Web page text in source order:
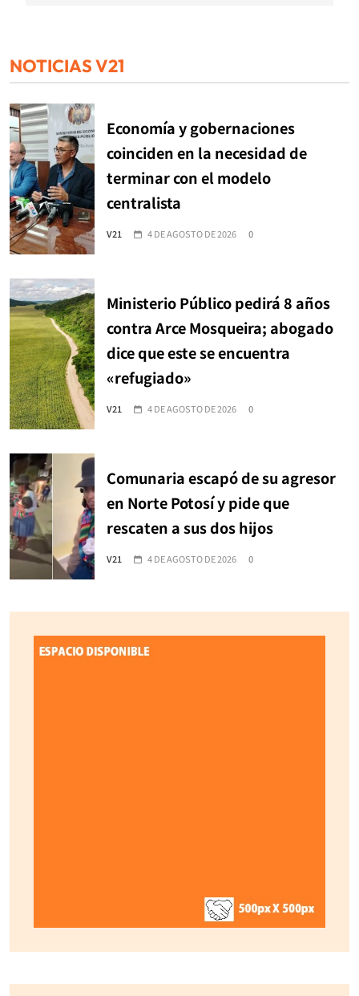
NOTICIAS V21
Economía y gobernaciones
coinciden en la necesidad de
terminar con el modelo
centralista
V21 4 DE AGOSTO DE 2026 0
Ministerio Público pedirá 8 años
contra Arce Mosqueira; abogado
dice que este se encuentra
«refugiado»
V21 4 DE AGOSTO DE 2026 0
Comunaria escapó de su agresor
en Norte Potosí y pide que
rescaten a sus dos hijos
V21 4 DE AGOSTO DE 2026 0